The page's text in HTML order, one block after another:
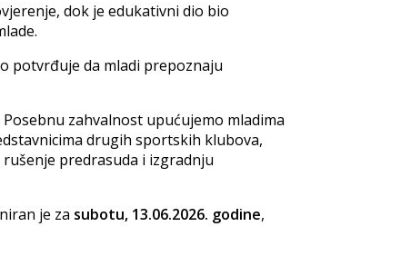
dok je edukativni dio bio
potvrđuje da mladi prepoznaju
zahvalnost upućujemo mladima
drugih sportskih klubova,
predrasuda i izgradnju
je za subotu, 13.06.2026. godine,